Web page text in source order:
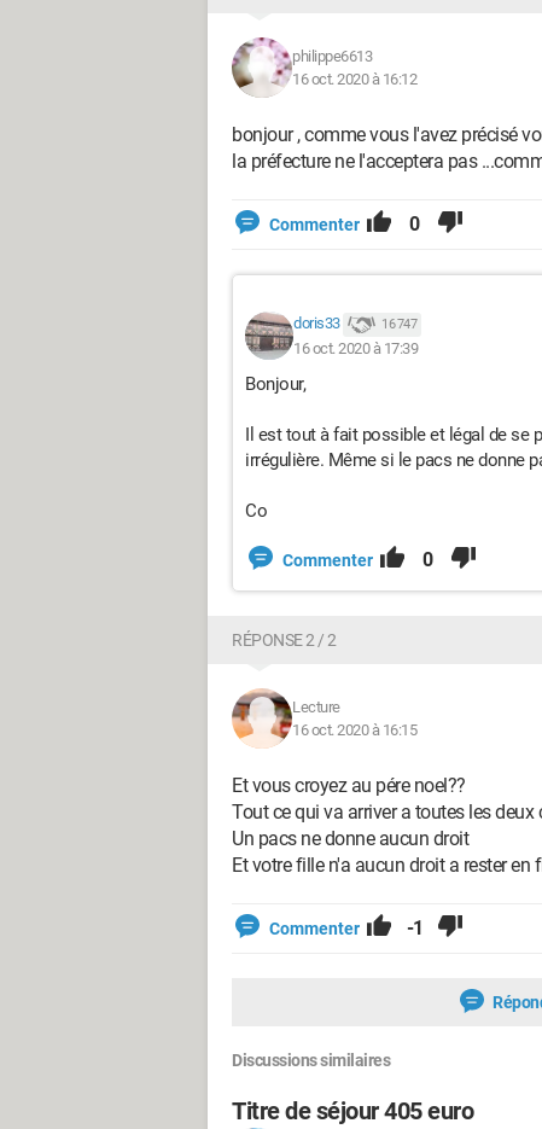
philippe6613
16 oct. 2020 à 16:12
bonjour , comme vous l'avez précisé
la préfecture ne l'acceptera pas
Commenter 0
doris33 16 747
16 oct. 2020 à 17:39
Bonjour,
Il est tout à fait possible et légal de se
irrégulière. Même si le pacs ne donne
Co
Commenter 0
RÉPONSE 2 / 2
Lecture
16 oct. 2020 à 16:15
Et vous croyez au pére noel??
Tout ce qui va arriver a toutes les deux
Un pacs ne donne aucun droit
Et votre fille n'a aucun droit a rester en
Commenter -1
Discussions similaires
Titre de séjour 405 euro